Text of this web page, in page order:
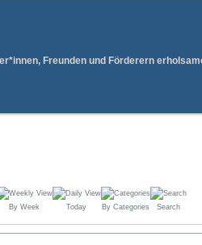
Freunden und Förderern
By Week Today By Categories Search